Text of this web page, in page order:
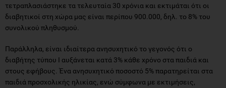
τετραπλασιάστηκε τα τελευταία 30 χρόνια και εκτιμάται ότι οι
διαβητικοί στη χώρα μας είναι περίπου 900.000, δηλ. το 8% του
συνολικού πληθυσμού.
Παράλληλα, είναι ιδιαίτερα ανησυχητικό το γεγονός ότι ο
διαβήτης τύπου Ι αυξάνεται κατά 3% κάθε χρόνο στα παιδιά και
στους εφήβους. Ένα ανησυχητικό ποσοστό 5% παρατηρείται στα
παιδιά προσχολικής ηλικίας, ενώ σύμφωνα με εκτιμήσεις,